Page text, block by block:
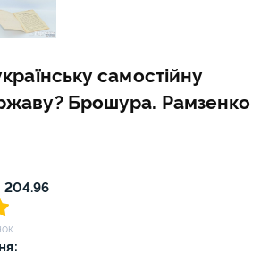
самостійну
Брошура. Рамзенко
204.96